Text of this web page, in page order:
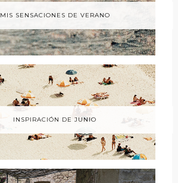
MIS SENSACIONES DE VERANO
INSPIRACIÓN DE JUNIO